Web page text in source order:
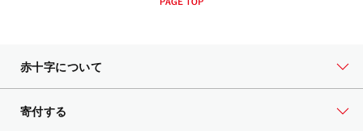
赤十字について
寄付する